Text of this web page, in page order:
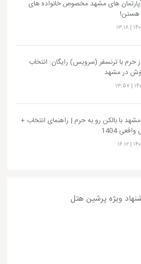
های مشهد مخصوص خانواده های
هستن!
حرم با ترنسفر (سرویس) رایگان: انتخاب
در مشهد
با بالکن رو به حرم | راهنمای انتخاب +
1404
ویژه پرشین هتل